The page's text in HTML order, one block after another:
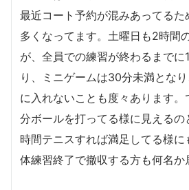
最近コート予約が混みあってる
多くなってます。土曜日も2時間
が、全員での練習が終わるまでに
り、ミニゲームは30分未満とな
に入れないことも度々あります
分ボールを打ってる様に見える
時間テニスすれば満足してる様
体練習終了で撤収する方も何名か